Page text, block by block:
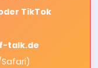
TikTok
talk.de